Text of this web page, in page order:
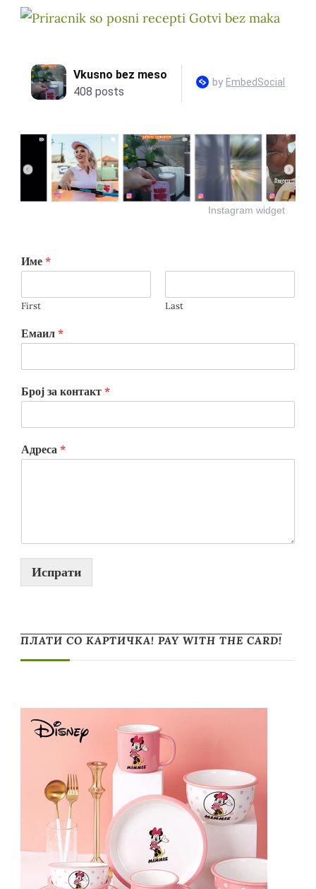
Instagram widget
Име *
First Last
Емаил *
Број за контакт *
Адреса *
Испрати
ПЛАТИ СО КАРТИЧКА! PAY WITH THE CARD!